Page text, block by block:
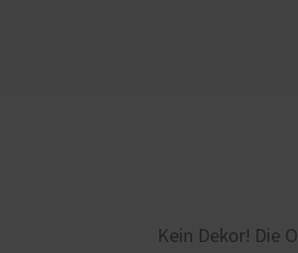
Kein Dekor! Die